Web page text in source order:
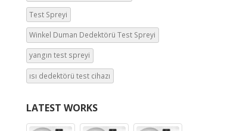
Test Spreyi
Winkel Duman Dedektörü Test Spreyi
yangın test spreyi
ısı dedektörü test cihazı
LATEST WORKS